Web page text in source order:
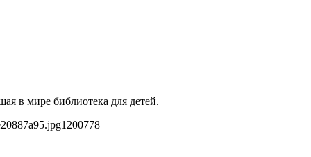
в мире библиотека для детей.
1200778